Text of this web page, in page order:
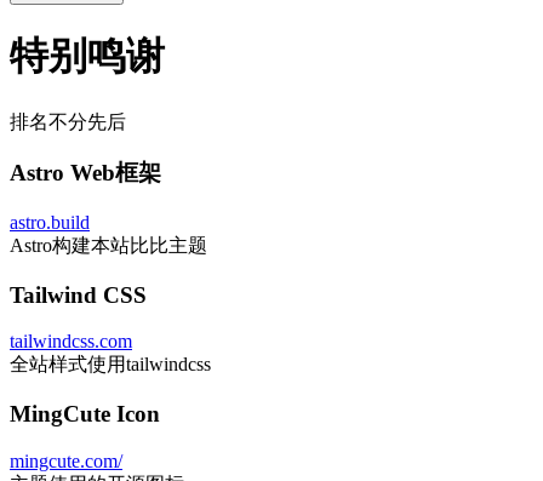
特别鸣谢
排名不分先后
Astro Web框架
astro.build
Astro构建本站比比主题
Tailwind CSS
tailwindcss.com
全站样式使用tailwindcss
MingCute Icon
mingcute.com/